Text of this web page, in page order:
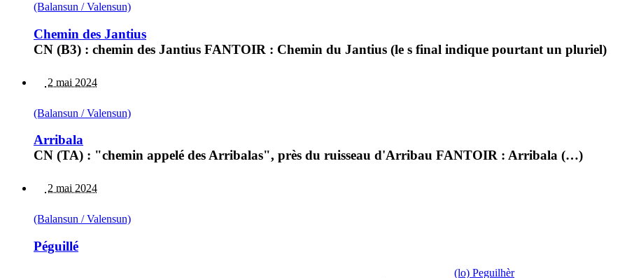
(Balansun / Valensun)
Chemin des Jantius
CN (B3) : chemin des Jantius FANTOIR : Chemin du Jantius (le s final indique pourtant un pluriel)
2 mai 2024
(Balansun / Valensun)
Arribala
CN (TA) : "chemin appelé des Arribalas", près du ruisseau d'Arribau FANTOIR : Arribala (…)
2 mai 2024
(Balansun / Valensun)
Péguillé
(lo) Peguilhèr